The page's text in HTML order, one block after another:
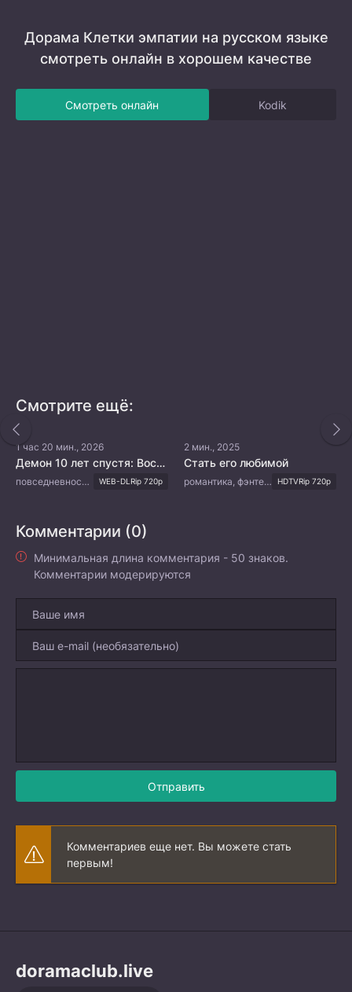
Дорама Клетки эмпатии на русском языке
смотреть онлайн в хорошем качестве
Смотреть онлайн Kodik
Смотрите ещё:
1 час 20 мин., 2026
Демон 10 лет спустя: Воссоединение
повседневность, документальный WEB-DLRip 720p
2 мин., 2025
Стать его любимой
романтика, фэнтези HDTVRip 720p
Комментарии (0)
Минимальная длина комментария - 50 знаков.
Комментарии модерируются
Отправить
Комментариев еще нет. Вы можете стать
первым!
doramaclub.live